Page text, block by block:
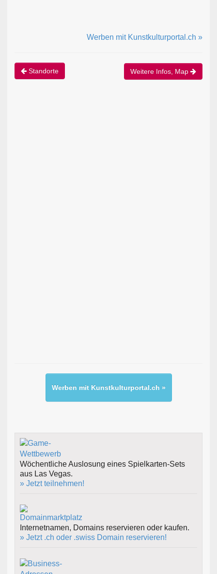
Werben mit Kunstkulturportal.ch »
Standorte Weitere Infos, Map
Werben mit Kunstkulturportal.ch »
Wöchentliche Auslosung eines Spielkarten-Sets
aus Las Vegas.
» Jetzt teilnehmen!
Internetnamen, Domains reservieren oder kaufen.
» Jetzt .ch oder .swiss Domain reservieren!